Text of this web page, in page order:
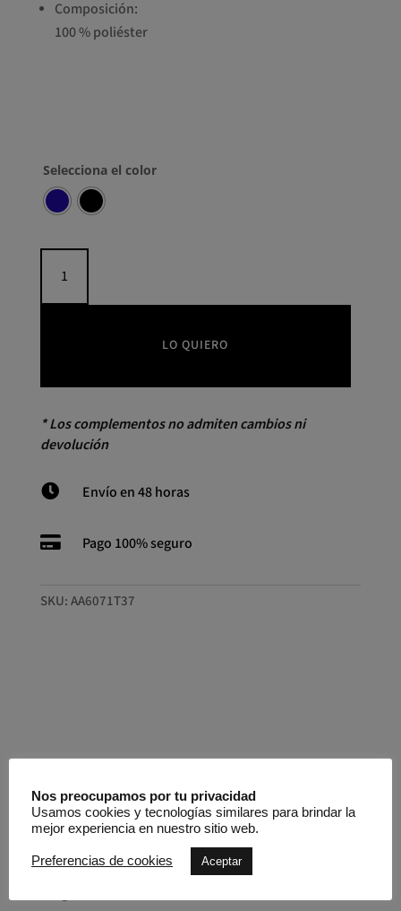
Composición:
100 % poliéster
Selecciona el color
mediana
de
LO QUIERO
* Los complementos no admiten cambios ni
devolución
 Envío en 48 horas
 Pago 100% seguro
SKU: AA6071T37
Productos relacionados
Productos relacionados
REBAJADO -25%
Nos preocupamos por tu privacidad
Usamos cookies y tecnologías similares para brindar la
mejor experiencia en nuestro sitio web.
Preferencias de cookies Aceptar